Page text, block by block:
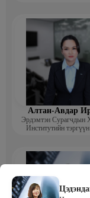
Алтан-Авдар
Эрдэмтэн Сурагчдын
Институтийн